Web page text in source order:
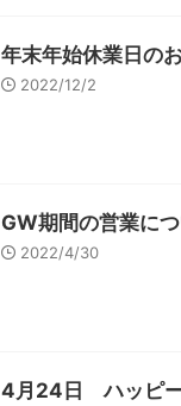
年末年始休業日の
2022/12/2
GW期間の営業に
2022/4/30
4月24日 ハッピー